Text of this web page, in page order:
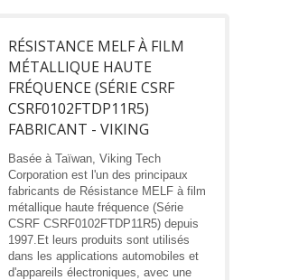
RÉSISTANCE MELF À FILM
MÉTALLIQUE HAUTE
FRÉQUENCE (SÉRIE CSRF
CSRF0102FTDP11R5)
FABRICANT - VIKING
Basée à Taïwan, Viking Tech
Corporation est l'un des principaux
fabricants de Résistance MELF à film
métallique haute fréquence (Série
CSRF CSRF0102FTDP11R5) depuis
1997.Et leurs produits sont utilisés
dans les applications automobiles et
d'appareils électroniques, avec une